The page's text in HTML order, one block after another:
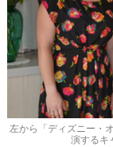
左から「ディズニー
演するキ